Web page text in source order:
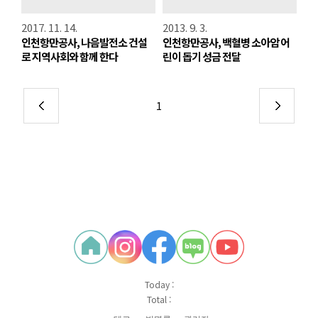
2017. 11. 14.
인천항만공사, 나음발전소 건설
로 지역사회와 함께 한다
2013. 9. 3.
인천항만공사, 백혈병 소아암 어
린이 돕기 성금 전달
1
Today :
Total :